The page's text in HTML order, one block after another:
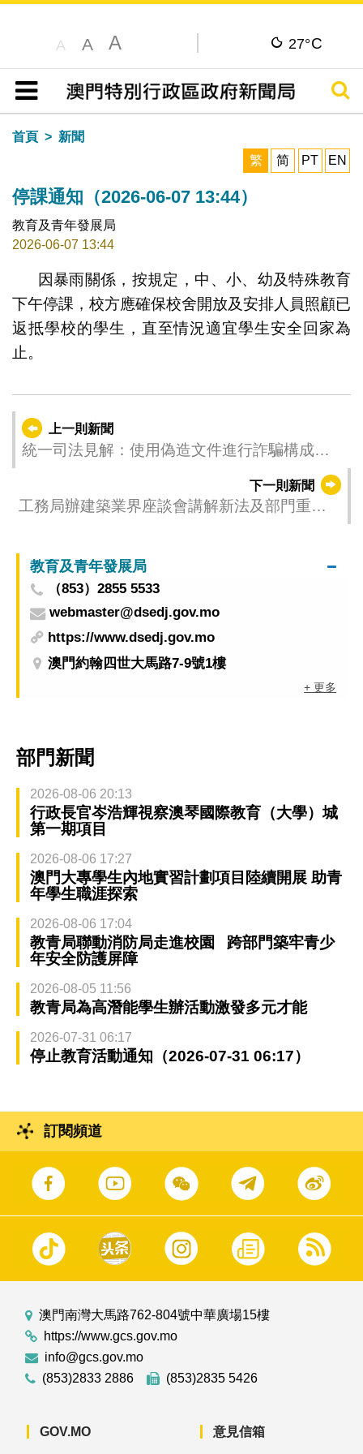
A A A 27°C
目錄
搜尋
首頁
新聞
繁
简 PT EN
停課通知（2026-06-07 13:44）
教育及青年發展局
2026-06-07 13:44
因暴雨關係，按規定，中、小、幼及特殊教育
下午停課，校方應確保校舍開放及安排人員照顧已
返抵學校的學生，直至情況適宜學生安全回家為
止。
上一則新聞
統一司法見解：使用偽造文件進行詐騙構成偽
下一則新聞
工務局辦建築業界座談會講解新法及部門重組
教育及青年發展局
（853）2855 5533
webmaster@dsedj.gov.mo
https://www.dsedj.gov.mo
澳門約翰四世大馬路7-9號1樓
+ 更多
部門新聞
2026-08-06 20:13
行政長官岑浩輝視察澳琴國際教育（大學）城
第一期項目
2026-08-06 17:27
澳門大專學生內地實習計劃項目陸續開展 助青
年學生職涯探索
2026-08-06 17:04
教青局聯動消防局走進校園 跨部門築牢青少
年安全防護屏障
2026-08-05 11:56
教青局為高潛能學生辦活動激發多元才能
2026-07-31 06:17
停止教育活動通知（2026-07-31 06:17）
訂閱頻道
澳門南灣大馬路762-804號中華廣場15樓
https://www.gcs.gov.mo
info@gcs.gov.mo
(853)2833 2886
(853)2835 5426
GOV.MO 意見信箱